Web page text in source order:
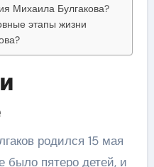
Михаила Булгакова?
этапы жизни
родился 15 мая
было пятеро детей, и